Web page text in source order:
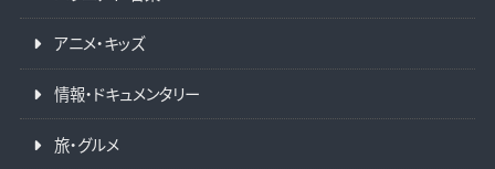
アニメ・キッズ
情報・ドキュメンタリー
旅・グルメ